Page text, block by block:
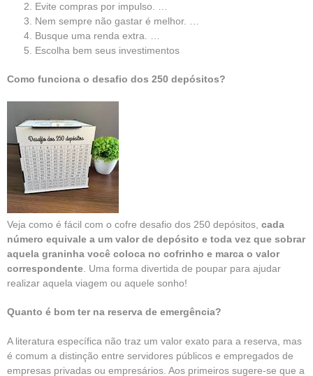
Evite compras por impulso. …
Nem sempre não gastar é melhor. …
Busque uma renda extra. …
Escolha bem seus investimentos
Como funciona o desafio dos 250 depósitos?
Veja como é fácil com o cofre desafio dos 250 depósitos, cada
número equivale a um valor de depósito e toda vez que sobrar
aquela graninha você coloca no cofrinho e marca o valor
correspondente . Uma forma divertida de poupar para ajudar
realizar aquela viagem ou aquele sonho!
Quanto é bom ter na reserva de emergência?
A literatura específica não traz um valor exato para a reserva, mas
é comum a distinção entre servidores públicos e empregados de
empresas privadas ou empresários. Aos primeiros sugere-se que a